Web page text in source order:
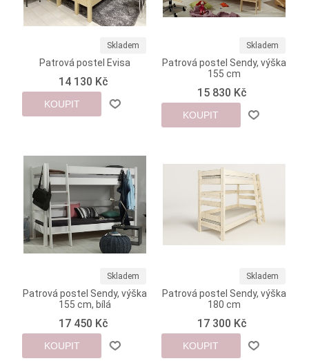
Skladem
Patrová postel Evisa
14 130 Kč
KOUPIT
Skladem
Patrová postel Sendy, výška
155 cm
15 830 Kč
KOUPIT
Skladem
Patrová postel Sendy, výška
155 cm, bílá
17 450 Kč
KOUPIT
Skladem
Patrová postel Sendy, výška
180 cm
17 300 Kč
KOUPIT